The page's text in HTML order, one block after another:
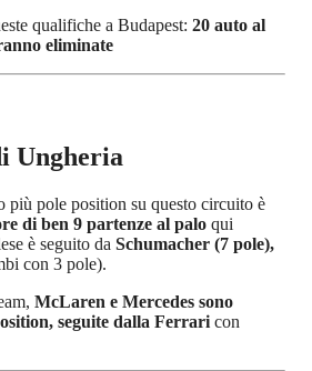
qualifiche a Budapest: 20 auto al
eliminate
Ungheria
più pole position su questo circuito è
di ben 9 partenze al palo qui
è seguito da Schumacher (7 pole),
con 3 pole).
McLaren e Mercedes sono
seguite dalla Ferrari con